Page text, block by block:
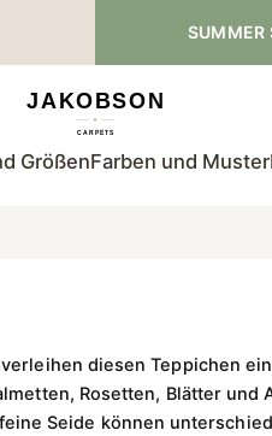
GrößenFarben und Muster
diesen Teppichen
Rosetten, Blätter
Seide können